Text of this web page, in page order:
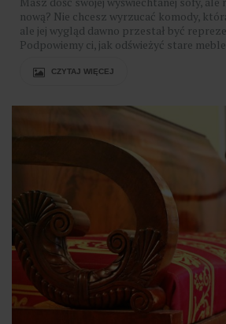
nową? Nie chcesz wyrzucać komody,
ale jej wygląd dawno przestał być
Podpowiemy ci, jak odświeżyć stare
CZYTAJ WIĘCEJ